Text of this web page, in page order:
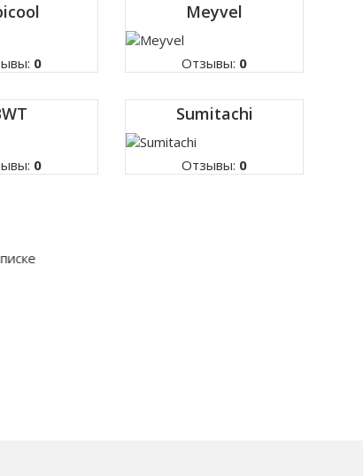
0
Meyvel
Отзывы: 0
0
Sumitachi
Отзывы: 0